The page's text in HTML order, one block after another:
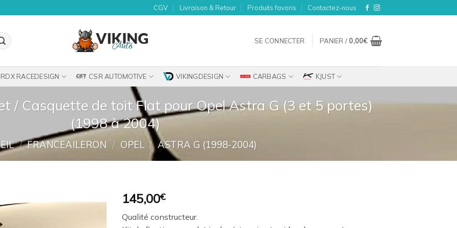
CGV Livraison & Retour Produits favoris Contactez-nous
SE CONNECTER PANIER / 0,00€
RDX RACEDESIGN CSR AUTOMOTIVE VIKINGDESIGN CARBAGS KJUST
/ Casquette de toit Flat pour Opel Astra G (3 et 5 portes)
(1998 à 2004)
/ FRANCEAILERON / OPEL / ASTRA G (1998-2004)
145,00€
Qualité constructeur.